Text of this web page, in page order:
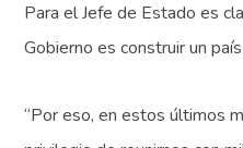
Para el Jefe de Estado es
Gobierno es construir un
“Por eso, en estos últimos